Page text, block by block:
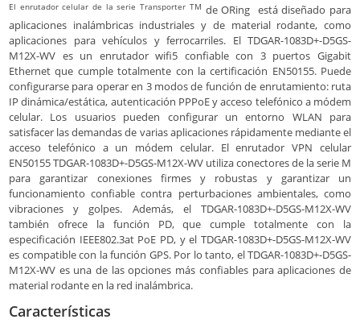
El enrutador celular de la serie Transporter TM de ORing está diseñado para
aplicaciones inalámbricas industriales y de material rodante, como
aplicaciones para vehículos y ferrocarriles. El TDGAR-1083D+-D5GS-
M12X-WV es un enrutador wifi5 confiable con 3 puertos Gigabit
Ethernet que cumple totalmente con la certificación EN50155. Puede
configurarse para operar en 3 modos de función de enrutamiento: ruta
IP dinámica/estática, autenticación PPPoE y acceso telefónico a módem
celular. Los usuarios pueden configurar un entorno WLAN para
satisfacer las demandas de varias aplicaciones rápidamente mediante el
acceso telefónico a un módem celular. El enrutador VPN celular
EN50155 TDGAR-1083D+-D5GS-M12X-WV utiliza conectores de la serie M
para garantizar conexiones firmes y robustas y garantizar un
funcionamiento confiable contra perturbaciones ambientales, como
vibraciones y golpes. Además, el TDGAR-1083D+-D5GS-M12X-WV
también ofrece la función PD, que cumple totalmente con la
especificación IEEE802.3at PoE PD, y el TDGAR-1083D+-D5GS-M12X-WV
es compatible con la función GPS. Por lo tanto, el TDGAR-1083D+-D5GS-
M12X-WV es una de las opciones más confiables para aplicaciones de
material rodante en la red inalámbrica.
Características